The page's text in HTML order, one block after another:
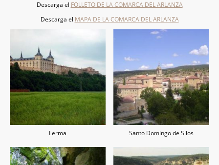
Descarga el FOLLETO DE LA COMARCA DEL ARLANZA
Descarga el MAPA DE LA COMARCA DEL ARLANZA
Lerma Santo Domingo de Silos